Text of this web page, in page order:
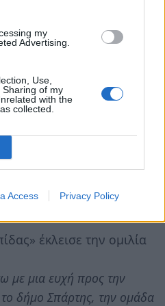
my
Advertising.
Use,
of my
with the
collected.
Access Privacy Policy
τα σημεία που
άμεσα, μόλις
δήμου Σπάρτης:
στα νομικά πρόσωπα, 2)
τουριστική ανάδειξη
δημοπράτηση
4) ζωντανή κάλυψη σε όλα
διαδικτυακά ΜΜΕ των
έκλεισε την ομιλία
με μια ευχή προς την
δήμο Σπάρτης, την ομάδα